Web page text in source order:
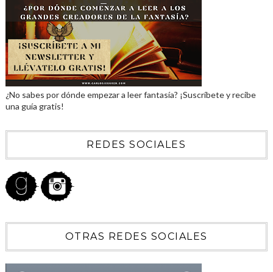
¿No sabes por dónde empezar a leer fantasía? ¡Suscríbete y recibe
una guía gratis!
REDES SOCIALES
OTRAS REDES SOCIALES